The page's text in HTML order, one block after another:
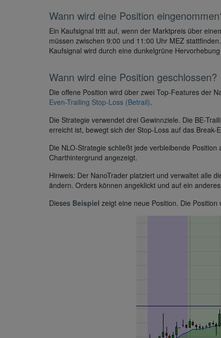
Wann wird eine Position
Ein Kaufsignal tritt auf, wenn der Marktpreis über
müssen zwischen 9:00 und 11:00 Uhr MEZ
Kaufsignal wird durch eine dunkelgrüne
Wann wird eine Position geschlossen?
Die offene Position wird über zwei Top-Features der
Even-Trailing Stop-Loss (Betrail).
Die Strategie verwendet drei Gewinnziele. Die BE-
erreicht ist, bewegt sich der Stop-Loss auf das
Die NLO-Strategie schließt jede verbleibende
Charthintergrund angezeigt.
Hinweis: Der NanoTrader platziert und verwaltet alle
ändern. Orders können angeklickt und auf ein
Dieses Beispiel zeigt eine neue Position. Die